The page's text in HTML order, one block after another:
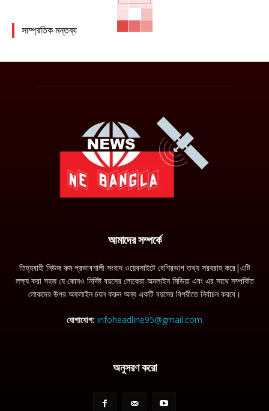
সাম্প্রতিক মন্তব্য
আমাদের সম্পর্কে
তিহ্যবাহী নিউজ রুম প্রভাবশালী সংবাদ ওয়েবসাইটে বেশিরভাগ তথ্য সরবরাহ করে|এটি
লক্ষ্য করা সহজ যে কোনও নির্দিষ্ট বয়সের লোকেরা অনলাইন মিডিয়া এবং এর সাথে সম্পর্কিত
লোকদের উপর অফলাইন চয়ন করুন অন্য একটি বয়সের বিপরীতে নির্বাচন করবে।
যোগাযোগ: infoheadline95@gmail.com
অনুসরণ করো